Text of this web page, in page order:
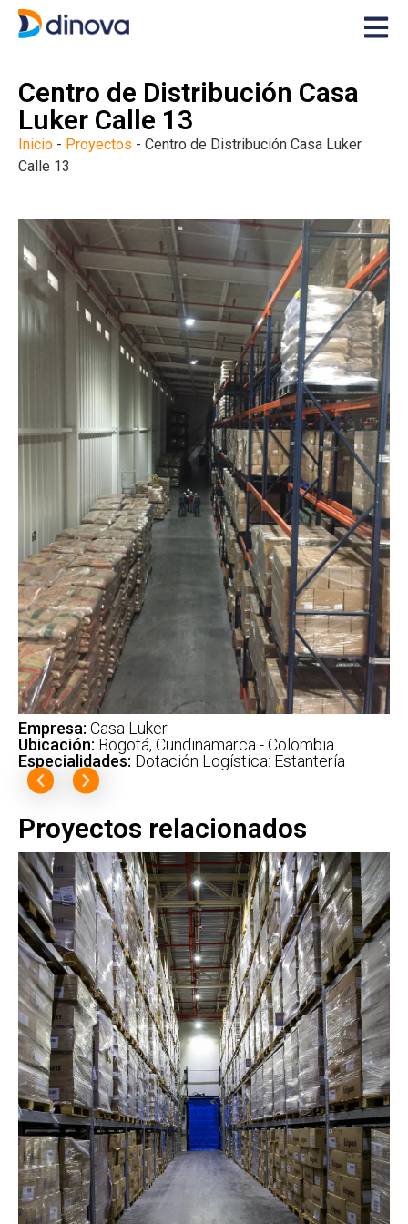
Centro de Distribución Casa
Luker Calle 13
Inicio - Proyectos - Centro de Distribución Casa Luker
Calle 13
Empresa: Casa Luker
Ubicación: Bogotá, Cundinamarca - Colombia
Especialidades: Dotación Logística: Estantería
Proyectos relacionados